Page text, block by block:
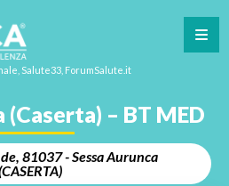
Salute33, ForumSalute.it
(Caserta) – BT MED
81037 - Sessa Aurunca